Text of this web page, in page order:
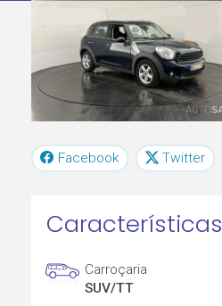
Facebook Twitter
Características
Carroçaria
SUV/TT